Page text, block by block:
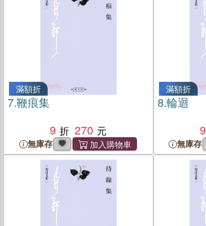
滿額折
7.鞭痕集
9
270
無庫存
滿額折
8.輪迴
9
無庫存